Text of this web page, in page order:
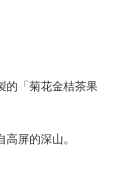
的「菊花金桔茶果
屏的深山。